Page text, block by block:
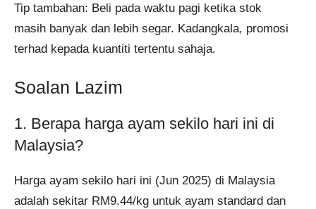
Tip tambahan: Beli pada waktu pagi ketika stok
masih banyak dan lebih segar. Kadangkala, promosi
terhad kepada kuantiti tertentu sahaja.
Soalan Lazim
1. Berapa harga ayam sekilo hari ini di
Malaysia?
Harga ayam sekilo hari ini (Jun 2025) di Malaysia
adalah sekitar RM9.44/kg untuk ayam standard dan